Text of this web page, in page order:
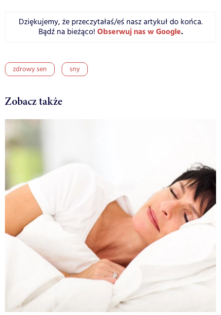
Dziękujemy, że przeczytałaś/eś nasz artykuł do końca.
Bądź na bieżąco! Obserwuj nas w Google.
zdrowy sen sny
Zobacz także